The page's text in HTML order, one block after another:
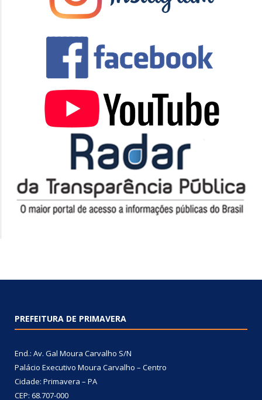
PREFEITURA DE PRIMAVERA
End.: Av. Gal Moura Carvalho S/N
Palácio Executivo Moura Carvalho – Centro
Cidade: Primavera – PA
CEP: 68.707-000